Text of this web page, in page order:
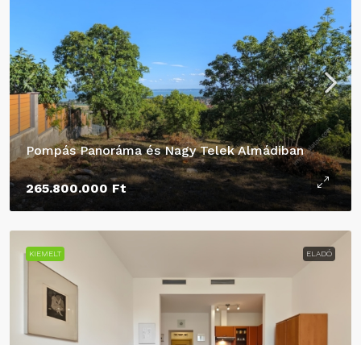
Pompás Panoráma és Nagy Telek Almádiban
265.800.000 Ft
KIEMELT ELADÓ